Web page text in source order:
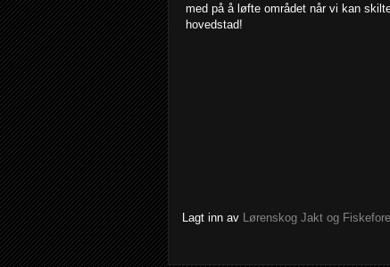
med på å løfte området når vi kan
hovedstad!
Lagt inn av Lørenskog Jakt og